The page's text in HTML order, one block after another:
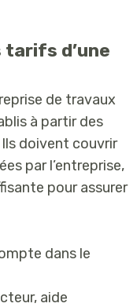
d’une
de travaux
à partir des
Ils doivent couvrir
par l’entreprise,
pour assurer
dans le
aide